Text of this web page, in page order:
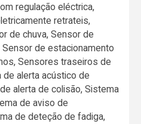
regulação eléctrica,
retrateis,
de chuva, Sensor de
de estacionamento
Sensores traseiros de
alerta acústico de
alerta de colisão, Sistema
de aviso de
de deteção de fadiga,